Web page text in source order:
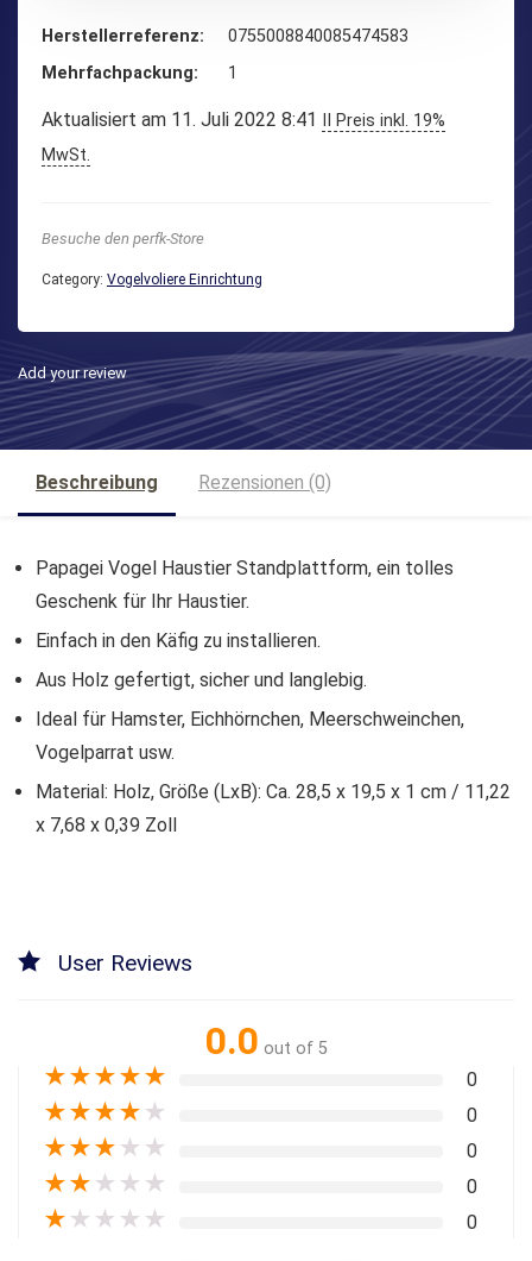
Herstellerreferenz
‎0755008840085474583
Mehrfachpackung
‎1
Aktualisiert am 11. Juli 2022 8:41
II Preis inkl. 19%
MwSt.
Besuche den perfk-Store
Category: Vogelvoliere Einrichtung
Add your review
Beschreibung Rezensionen (0)
Papagei Vogel Haustier Standplattform, ein tolles
Geschenk für Ihr Haustier.
Einfach in den Käfig zu installieren.
Aus Holz gefertigt, sicher und langlebig.
Ideal für Hamster, Eichhörnchen, Meerschweinchen,
Vogelparrat usw.
Material: Holz, Größe (LxB): Ca. 28,5 x 19,5 x 1 cm / 11,22
x 7,68 x 0,39 Zoll
User Reviews
0.0 out of 5
★★★★★ 0
★★★★ ★ 0
★★★ ★ ★ 0
★★ ★ ★ ★ 0
★ ★ ★ ★ ★ 0